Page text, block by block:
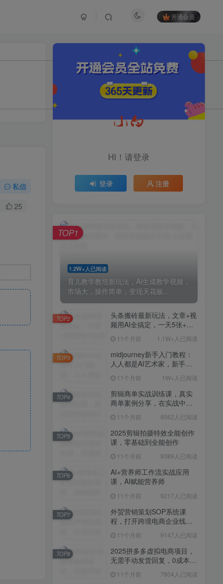
开通会员
私信
25
1.2W+人已阅读
育儿教学教培新玩法，AI生成教学视频，
市场大，操作简单，变现天花板...
TOP1
频用AI全搞定，一天5张+不
是问题，每天只需10分钟
midjourney新手入门教程：
人人都是AI艺术家，新手小
TOP4
11个月前 9389人已阅读
TOP5
AI+营养师工作流实战应用
课，AI赋能营养师
11个月前 9217人已阅读
TOP6
外贸营销策划SOP系统课
程，打开跨境电商企业线上
营销任督二脉
11个月前 9147人已阅读
2025拼多多虚拟电商项目，
无需手动发货回复，0成本，
轻松月入1-5W【揭秘】
11个月前 7804人已阅读
Coze扣子工作流一键生成小
说推文视频，实战教学保姆
级教程11个月前 7430人已阅读
高客单IP课，搞定成交，搞
定高客单IP，翻倍变现，轻
松卖爆，不销而销
11个月前 6240人已阅读
快手带货AI暴力起号，0粉丝
可开通，月入过W，提供账
号就行，适合普通人的懒人
项目【揭秘】
11个月前 6109人已阅读
抖音从0到1起号运营全攻略
课程，从认知纠偏到实操落
地，高效起号变现
11个月前 5819人已阅读
HI！请登录
登录 注册
1.2W+人已阅读
育儿教学教培新玩法，AI生成教学视频，
市场大，操作简单，变现天花板...
TOP1
头条搬砖最新玩法，文章+视
频用AI全搞定，一天5张+不
11个月前 1.1W+人已阅读
TOP2
midjourney新手入门教程：
人人都是AI艺术家，新手小
11个月前 1W+人已阅读
TOP3
剪辑商单实战训练课，真实
商单案例分享，在实战中练
11个月前 9562人已阅读
TOP4
2025剪辑拍摄特效全能创作
课，零基础到全能创作
11个月前 9389人已阅读
TOP5
AI+营养师工作流实战应用
课，AI赋能营养师
11个月前 9217人已阅读
TOP6
外贸营销策划SOP系统课
程，打开跨境电商企业线上
11个月前 9147人已阅读
TOP7
2025拼多多虚拟电商项目，
无需手动发货回复，0成本，
11个月前 7804人已阅读
TOP8